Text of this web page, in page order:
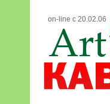
on-line с 20.02.06